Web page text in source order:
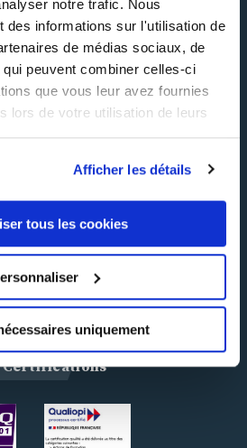
notre trafic. Nous
des informations sur l'utilisation de
de médias sociaux, de
peuvent combiner celles-ci
que vous leur avez fournies
lors de votre utilisation de leurs
Afficher les détails
tous les cookies
uniquement
formations
nous
INHNI recrute
FAQ
Suivez-nous !
Certifications